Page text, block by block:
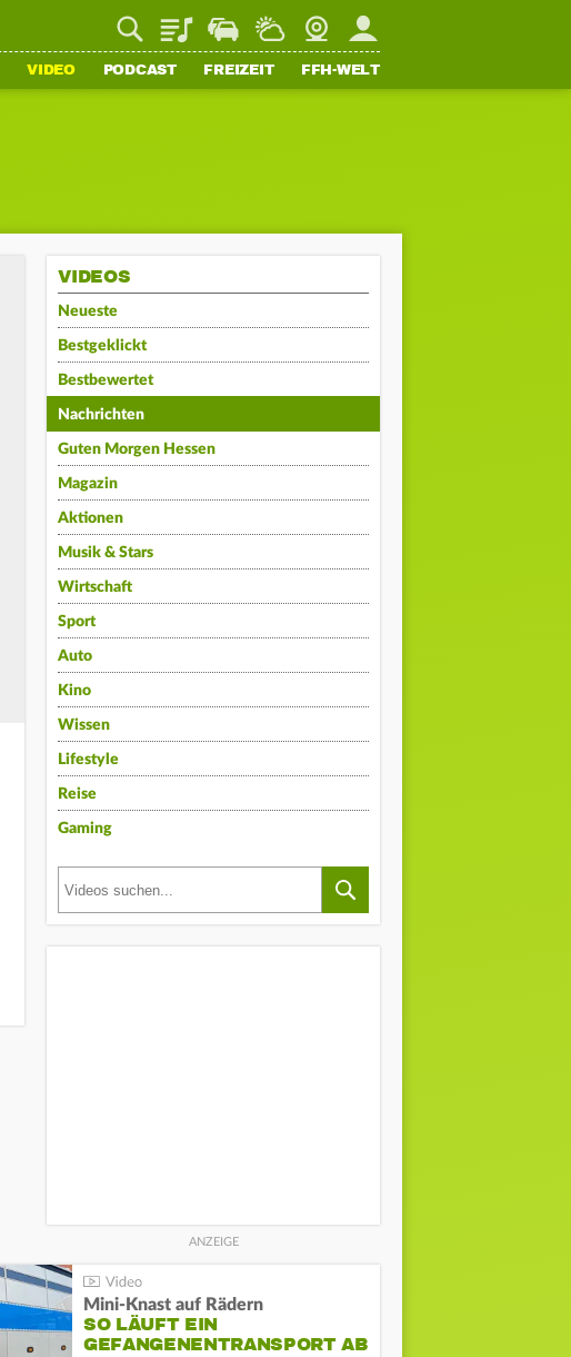
PlaylistStaupilotWetterWebcamMein FFH
VIDEO PODCAST FREIZEIT FFH-WELT
VIDEOS
Neueste
Bestgeklickt
Bestbewertet
Nachrichten
Guten Morgen Hessen
Magazin
Aktionen
Musik & Stars
Wirtschaft
Sport
Auto
Kino
Wissen
Lifestyle
Reise
Gaming
Mini-Knast auf Rädern
SO LÄUFT EIN
GEFANGENENTRANSPORT AB